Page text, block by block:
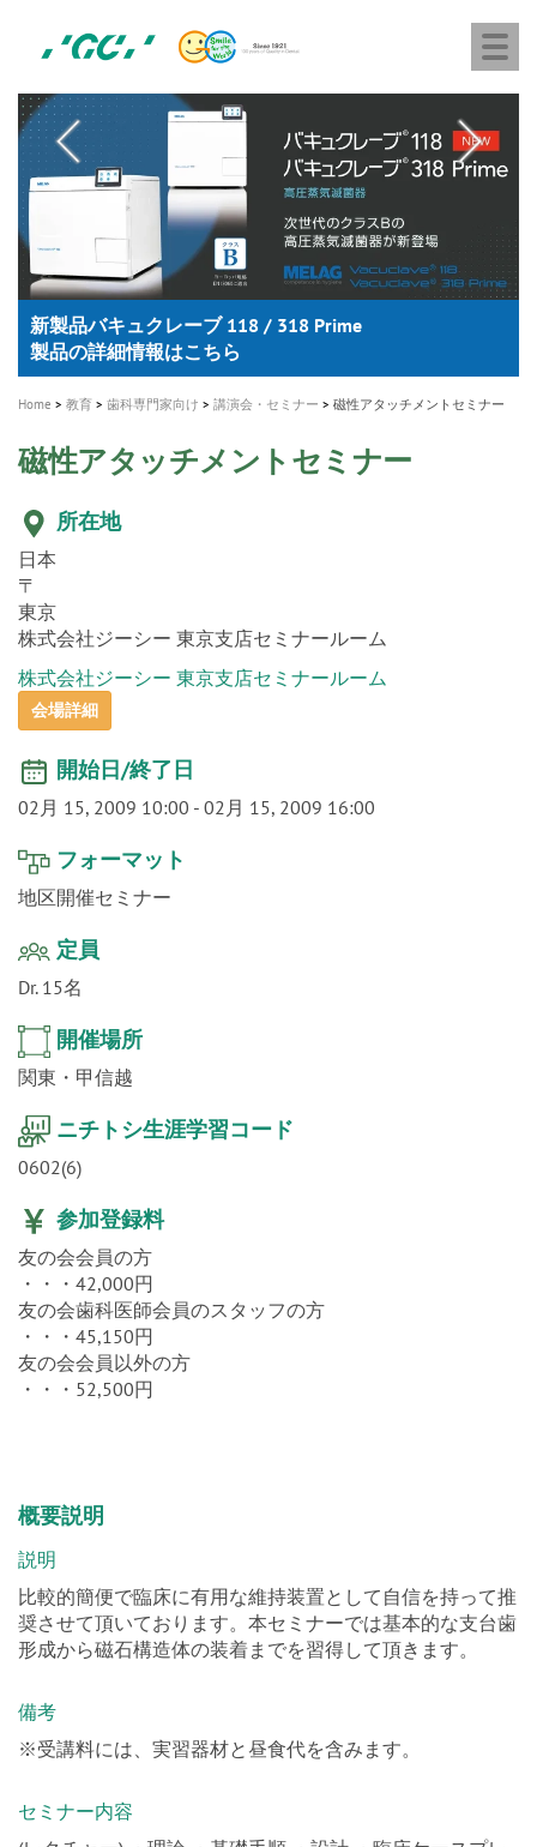
content
ジ
ー
シ
M
A healthy smile greatly contributes to your quality of life
新発売 エバーエックス フロー
製品の詳細情報はこちら
「セラスマート テクノロジーブック」公開
「イニシャル LiSi（リジ）ブロック テクノロジーブッ
ク」公開
歯を内部まで白くする
医療ホワイトニング ティオン®
新製品 イオム ナゴミ for DH
専用サイトはこちら
新製品バキュクレーブ 118 / 318 Prime
製品の詳細情報はこちら
インプラント Aadva®
ショートインプラント新発売
GCグループ企業
教育 歯科専門家向け 講演会・セミナー 磁性アタッチメントセミナー
磁性アタッチメントセミナー
所在地
日本
〒
東京
株式会社ジーシー 東京支店セミナールーム
株式会社ジーシー 東京支店セミナールーム
会場詳細
開始日/終了日
02月 15, 2009 10:00 02月 15, 2009 16:00
フォーマット
地区開催セミナー
定員
Dr. 15名
開催場所
関東・甲信越
ニチトシ生涯学習コード
0602(6)
参加登録料
友の会会員の方
・・・42,000円
友の会歯科医師会員のスタッフの方
・・・45,150円
友の会会員以外の方
・・・52,500円
概要説明
説明
比較的簡便で臨床に有用な維持装置として自信を持って推
奨させて頂いております。本セミナーでは基本的な支台歯
形成から磁石構造体の装着までを習得して頂きます。
備考
※受講料には、実習器材と昼食代を含みます。
セミナー内容